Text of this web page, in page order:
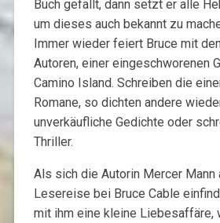
Buch gefällt, dann setzt er alle
um dieses auch bekannt zu
Immer wieder feiert Bruce mit
Autoren, einer eingeschworenen
Camino Island. Schreiben die
Romane, so dichten andere
unverkäufliche Gedichte oder
Thriller.
Als sich die Autorin Mercer Mann
Lesereise bei Bruce Cable
mit ihm eine kleine Liebesaffäre,